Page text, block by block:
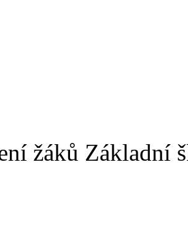
žáků Základní